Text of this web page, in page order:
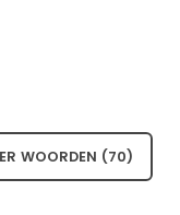
WOORDEN (70)